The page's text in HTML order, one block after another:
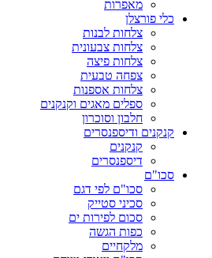
מאפרות
כלי פורצלן
צלחות לבנות
צלחות צבעונית
צלחות פיצה
צפחה טבעית
צלחות אספנות
ספלים מאגים וקנקנים
חלבון וסוכרון
קנקנים ודיספנסרים
קנקנים
דיספנסרים
סכו"ם
סכו"ם לפי דגם
סכיני סטייק
סכום לפירות ים
כפות הגשה
מלקחיים